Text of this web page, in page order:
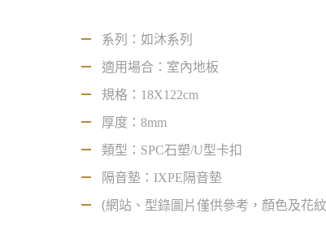
系列：如沐系列
適用場合：室內地板
規格：18X122cm
厚度：8mm
類型：SPC石塑/U型卡扣
隔音墊：IXPE隔音墊
(網站、型錄圖片僅供參考，顏色及花